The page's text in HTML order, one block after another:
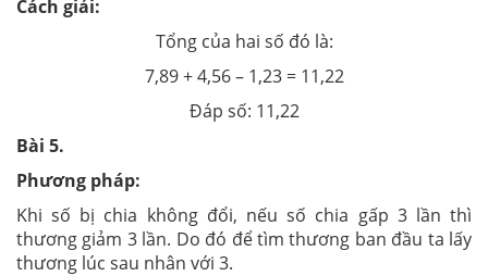
Cách giải:
Tổng của hai số đó là:
7,89 + 4,56 – 1,23 = 11,22
Đáp số: 11,22
Bài 5.
Phương pháp:
Khi số bị chia không đổi, nếu số chia gấp 3 lần thì
thương giảm 3 lần. Do đó để tìm thương ban đầu ta lấy
thương lúc sau nhân với 3.